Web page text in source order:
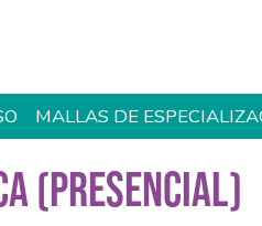
MALLAS DE
(PRESENCIAL)